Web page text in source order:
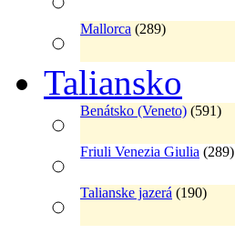
Mallorca (289)
Taliansko
Benátsko (Veneto) (591)
Friuli Venezia Giulia (289)
Talianske jazerá (190)